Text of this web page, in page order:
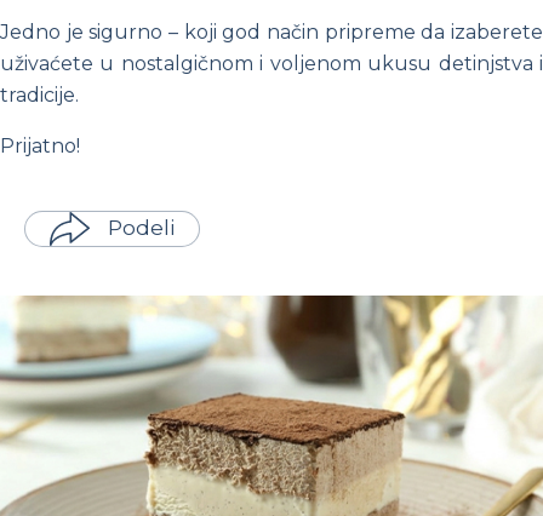
Jedno je sigurno – koji god način pripreme da izaberete
uživaćete u nostalgičnom i voljenom ukusu detinjstva i
tradicije.
Prijatno!
Podeli